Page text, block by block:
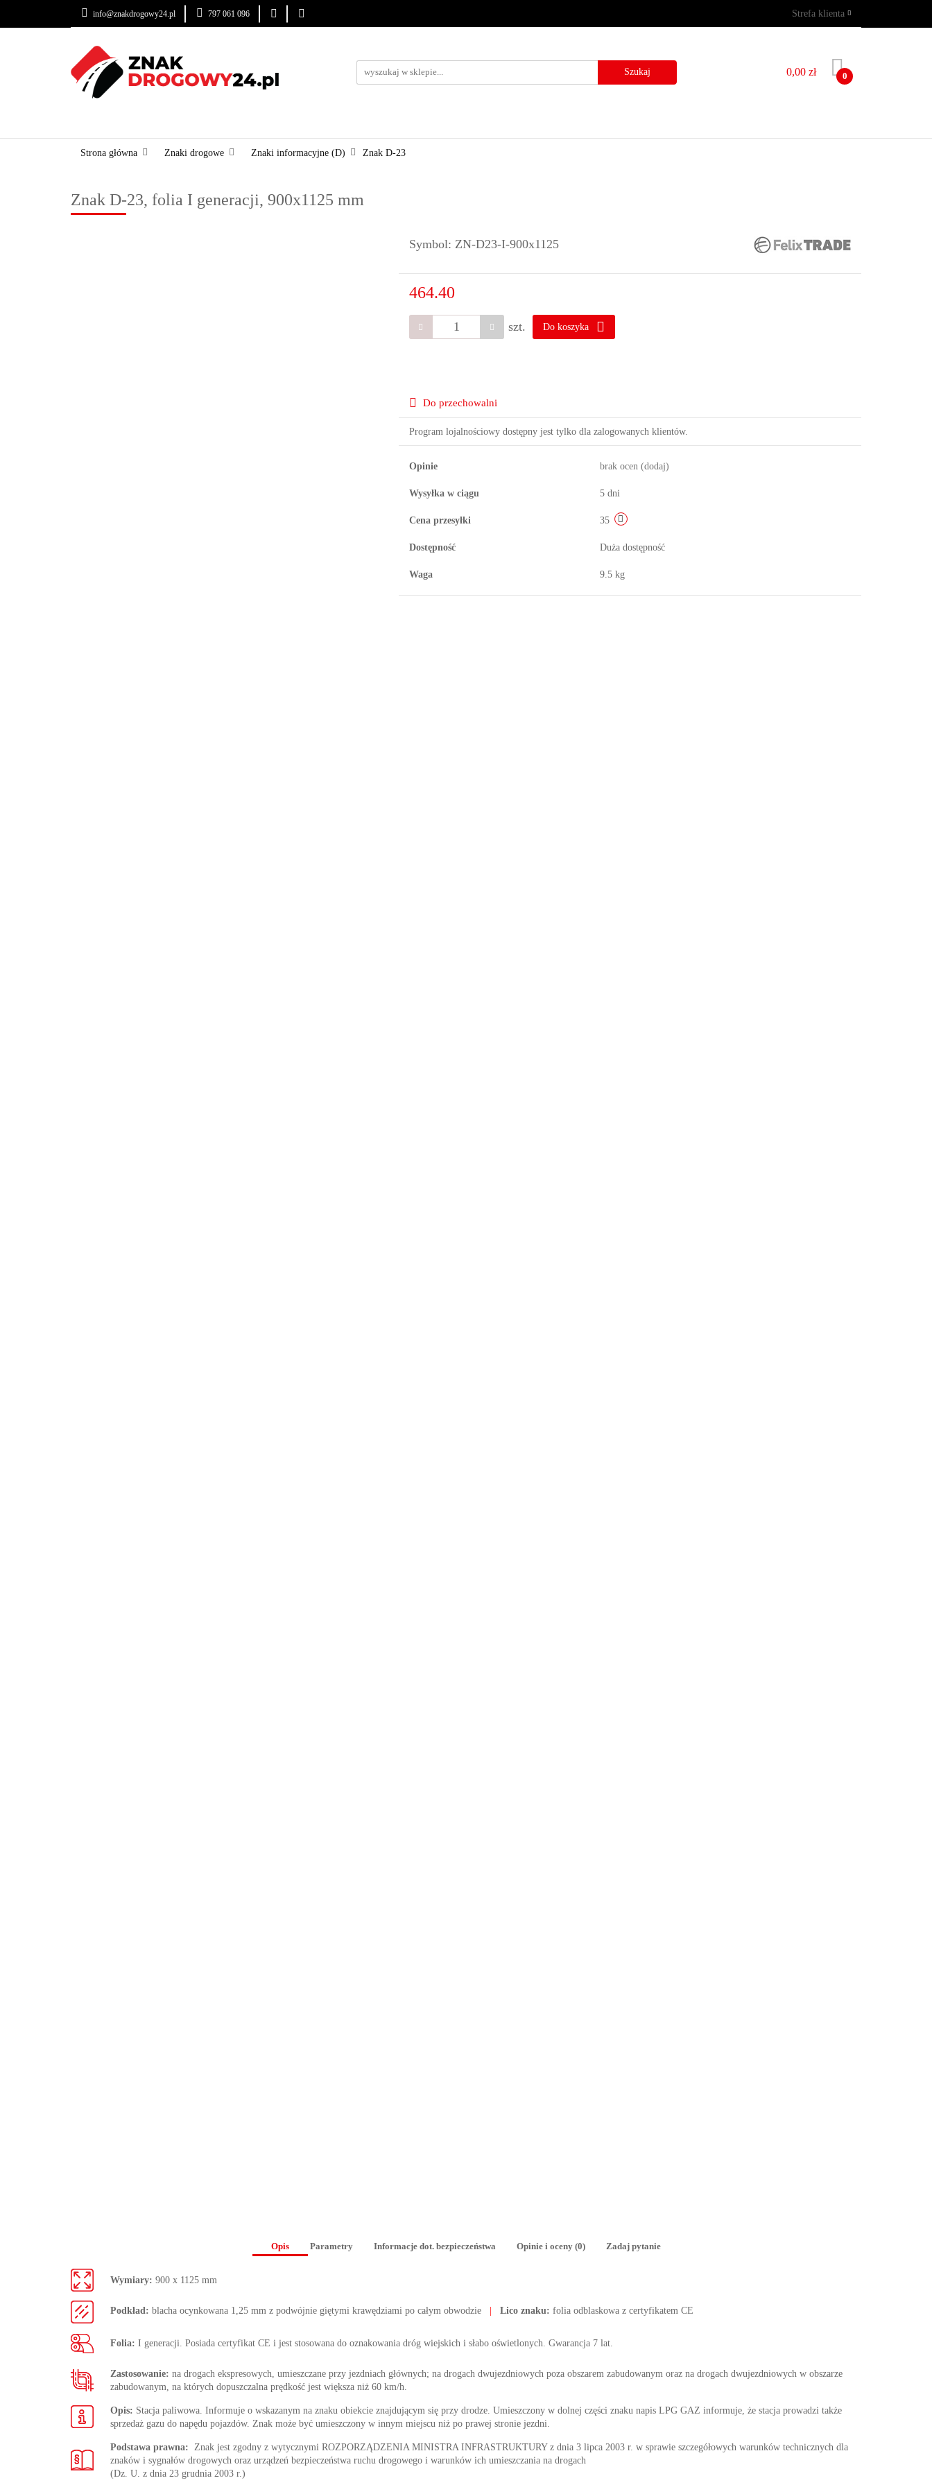
info@znakdrogowy24.pl 797 061 096 Strefa klienta
Zarejestruj się
Dodaj zgłoszenie
0,00 zł 0
ZNAKI DROGOWE
Strona główna Znaki drogowe Znaki informacyjne (D) Znak D-23
Znak D-23, folia I generacji, 900x1125 mm
Symbol: ZN-D23-I-900x1125
464.40
szt. Do koszyka
Do przechowalni
Program lojalnościowy dostępny jest tylko dla zalogowanych klientów.
Opinie brak ocen (dodaj)
Wysyłka w ciągu 5 dni
Cena przesyłki 35
Dostępność Duża dostępność
Waga 9.5 kg
Opis Parametry Informacje dot. bezpieczeństwa Opinie i oceny (0) Zadaj pytanie
Wymiary: 900 x 1125 mm
Podkład: blacha ocynkowana 1,25 mm z podwójnie giętymi krawędziami po całym obwodzie Lico znaku: folia odblaskowa z certyfikatem CE
Folia: I generacji. Posiada certyfikat CE i jest stosowana do oznakowania dróg wiejskich i słabo oświetlonych. Gwarancja 7 lat.
Zastosowanie: na drogach ekspresowych, umieszczane przy jezdniach głównych; na drogach dwujezdniowych poza obszarem zabudowanym oraz na drogach dwujezdniowych w obszarze
zabudowanym, na których dopuszczalna prędkość jest większa niż 60 km/h.
Opis: Stacja paliwowa. Informuje o wskazanym na znaku obiekcie znajdującym się przy drodze. Umieszczony w dolnej części znaku napis LPG GAZ informuje, że stacja prowadzi także
sprzedaż gazu do napędu pojazdów. Znak może być umieszczony w innym miejscu niż po prawej stronie jezdni.
Podstawa prawna: Znak jest zgodny z wytycznymi ROZPORZĄDZENIA MINISTRA INFRASTRUKTURY z dnia 3 lipca 2003 r. w sprawie szczegółowych warunków technicznych dla
znaków i sygnałów drogowych oraz urządzeń bezpieczeństwa ruchu drogowego i warunków ich umieszczania na drogach
(Dz. U. z dnia 23 grudnia 2003 r.)